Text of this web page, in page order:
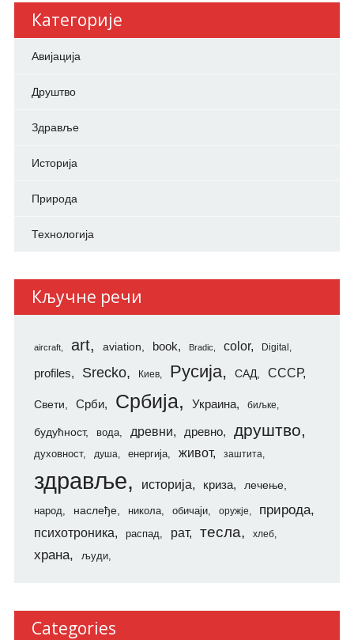
Категорије
Авијација
Друштво
Здравље
Историја
Природа
Технологија
Кључне речи
aircraft art aviation book Bradic color Digital
profiles Srecko Киев Русија САД СССР
Свети Срби Србија Украина биљке
будућност вода древни древно друштво
духовност душа енергија живот заштита
здравље историја криза лечење
народ наслеђе никола обичаји оружје природа
психотроника распад рат тесла хлеб
храна људи
Categories